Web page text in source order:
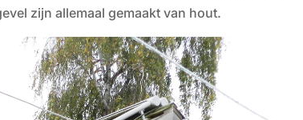
zijn allemaal gemaakt van hout.